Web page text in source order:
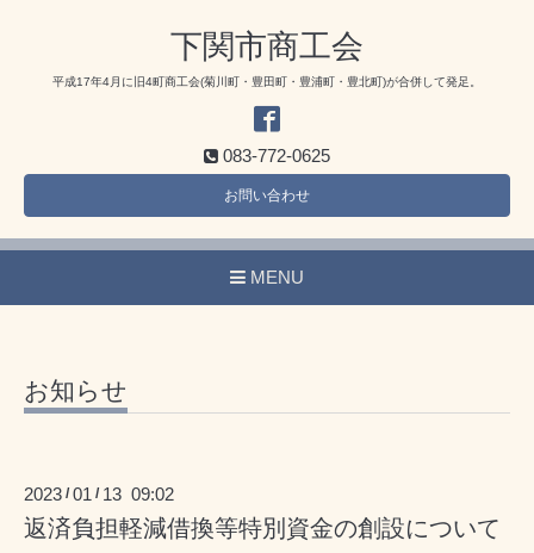
下関市商工会
平成17年4月に旧4町商工会(菊川町・豊田町・豊浦町・豊北町)が合併して発足。
083-772-0625
お問い合わせ
MENU
お知らせ
2023 /01 / 13 09:02
返済負担軽減借換等特別資金の創設について